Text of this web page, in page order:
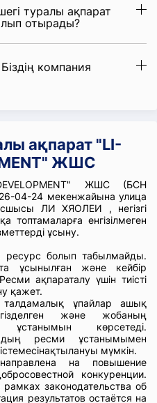
туралы ақпарат
отырады?
компания
ақпарат "LI-
ЖШС
ЖШС (БСН
04-24 мекенжайына улица
ЛИ ХЯОЛЕИ , негізгі
енгізілмеген
ұсыну.
ресурс болып табылмайды.
ұсынылған және кейбір
ақпараталу үшін тиісті
қажет.
талдамалық ұпайлар ашық
және жобаның
ұстанымын көрсетеді.
ресми ұстанымымен
мүмкін.
на повышение
конкуренции.
законодательства об
результатов остаётся на